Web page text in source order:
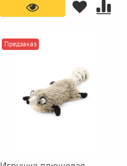
Предзаказ